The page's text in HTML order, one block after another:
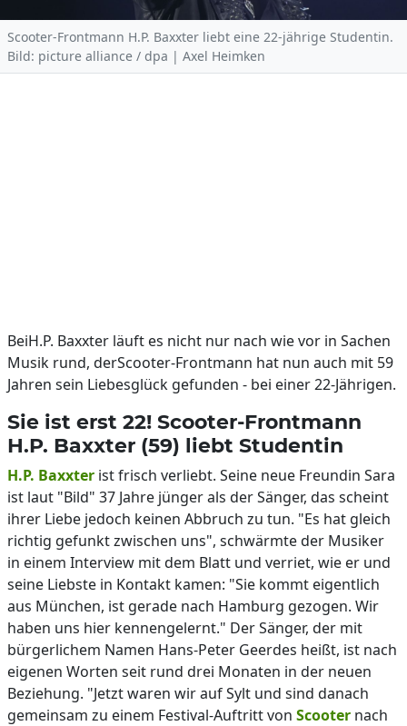
Scooter-Frontmann H.P. Baxxter liebt eine 22-jährige Studentin.
Bild: picture alliance / dpa | Axel Heimken
BeiH.P. Baxxter läuft es nicht nur nach wie vor in Sachen
Musik rund, derScooter-Frontmann hat nun auch mit 59
Jahren sein Liebesglück gefunden - bei einer 22-Jährigen.
Sie ist erst 22! Scooter-Frontmann
H.P. Baxxter (59) liebt Studentin
H.P. Baxxter ist frisch verliebt. Seine neue Freundin Sara
ist laut "Bild" 37 Jahre jünger als der Sänger, das scheint
ihrer Liebe jedoch keinen Abbruch zu tun. "Es hat gleich
richtig gefunkt zwischen uns", schwärmte der Musiker
in einem Interview mit dem Blatt und verriet, wie er und
seine Liebste in Kontakt kamen: "Sie kommt eigentlich
aus München, ist gerade nach Hamburg gezogen. Wir
haben uns hier kennengelernt." Der Sänger, der mit
bürgerlichem Namen Hans-Peter Geerdes heißt, ist nach
eigenen Worten seit rund drei Monaten in der neuen
Beziehung. "Jetzt waren wir auf Sylt und sind danach
gemeinsam zu einem Festival-Auftritt von Scooter nach